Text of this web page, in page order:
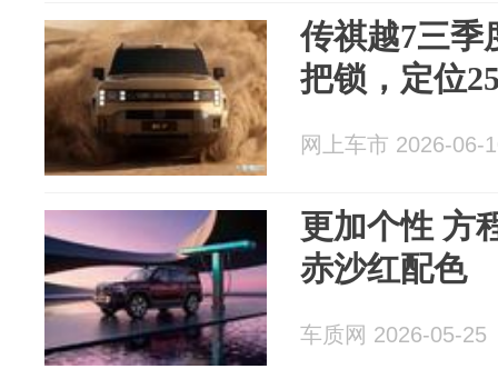
传祺越7三季
把锁，定位
网上车市 2026-06-
更加个性 方
赤沙红配色
车质网 2026-05-25